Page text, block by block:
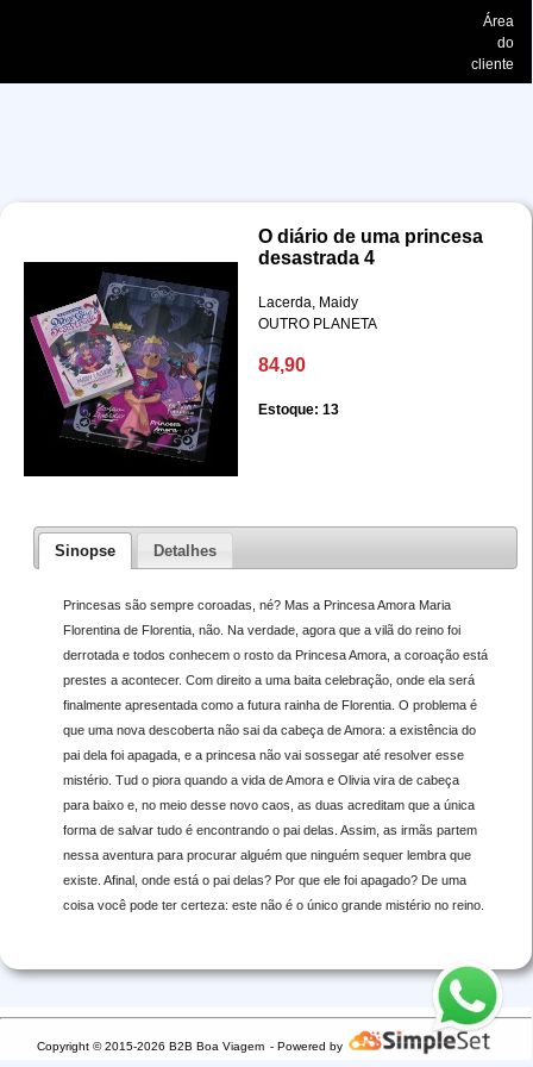
Área
do
cliente
O diário de uma princesa
desastrada 4
Lacerda, Maidy
OUTRO PLANETA
84,90
Estoque: 13
Sinopse Detalhes
Princesas são sempre coroadas, né? Mas a Princesa Amora Maria
Florentina de Florentia, não. Na verdade, agora que a vilã do reino foi
derrotada e todos conhecem o rosto da Princesa Amora, a coroação está
prestes a acontecer. Com direito a uma baita celebração, onde ela será
finalmente apresentada como a futura rainha de Florentia. O problema é
que uma nova descoberta não sai da cabeça de Amora: a existência do
pai dela foi apagada, e a princesa não vai sossegar até resolver esse
mistério. Tud o piora quando a vida de Amora e Olivia vira de cabeça
para baixo e, no meio desse novo caos, as duas acreditam que a única
forma de salvar tudo é encontrando o pai delas. Assim, as irmãs partem
nessa aventura para procurar alguém que ninguém sequer lembra que
existe. Afinal, onde está o pai delas? Por que ele foi apagado? De uma
coisa você pode ter certeza: este não é o único grande mistério no reino.
Copyright © 2015-2026 B2B Boa Viagem - Powered by